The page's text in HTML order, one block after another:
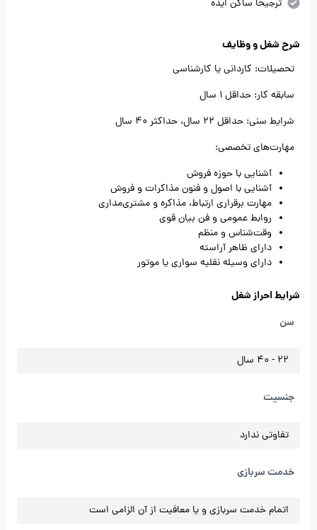
ترجیحا ساکن ایذه
شرح شغل و وظایف
تحصیلات: کاردانی یا کارشناسی
سابقه کار: حداقل 1 سال
شرایط سنی: حداقل 22 سال، حداکثر 40 سال
مهارت‌های تخصصی:
آشنایی با حوزه فروش
آشنایی با اصول و فنون مذاکرات و فروش
مهارت برقراری ارتباط، مذاکره و مشتری‌مداری
روابط عمومی و فن بیان قوی
وقت‌شناس و منظم
دارای ظاهر آراسته
دارای وسیله نقلیه سواری یا موتور
شرایط احراز شغل
سن
22 - 40 سال
جنسیت
تفاوتی ندارد
خدمت سربازی
اتمام خدمت سربازی و یا معافیت از آن الزامی است